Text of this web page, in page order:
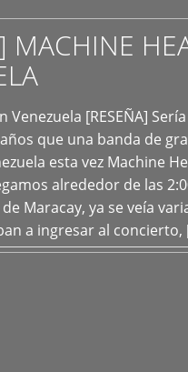
MACHINE
Venezuela [RESEÑA]
que una banda de
esta vez Machine
alrededor de las
Maracay, ya se veía
a ingresar al
+